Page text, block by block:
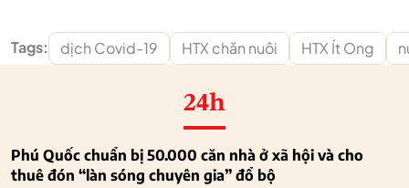
Tags: dịch Covid-19 HTX chăn nuôi HTX Ít Ong
24h
Phú Quốc chuẩn bị 50.000 căn nhà ở xã hội và cho
thuê đón “làn sóng chuyên gia” đổ bộ